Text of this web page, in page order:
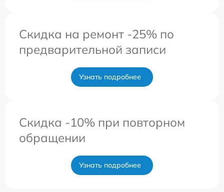
Скидка на ремонт -25% по
предварительной записи
Узнать подробнее
Скидка -10% при повторном
обращении
Узнать подробнее